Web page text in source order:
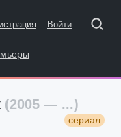
Войти
(2005 — ...)
сериал